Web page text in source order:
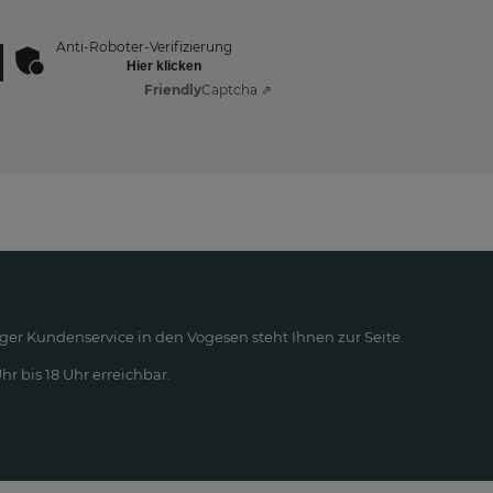
Anti-Roboter-Verifizierung
Hier klicken
FriendlyCaptcha ⇗
Kundenservice in den Vogesen steht Ihnen zur Seite.
bis 18 Uhr erreichbar.